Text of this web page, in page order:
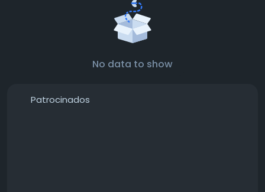
No data to show
Patrocinados